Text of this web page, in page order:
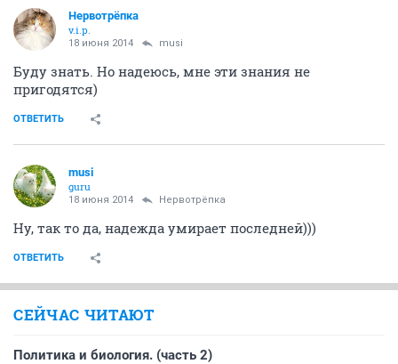
Нервотрёпка
v.i.p.
18 июня 2014 musi
Буду знать. Но надеюсь, мне эти знания не
пригодятся)
ОТВЕТИТЬ
musi
guru
18 июня 2014 Нервотрёпка
Ну, так то да, надежда умирает последней)))
ОТВЕТИТЬ
СЕЙЧАС ЧИТАЮТ
Политика и биология. (часть 2)